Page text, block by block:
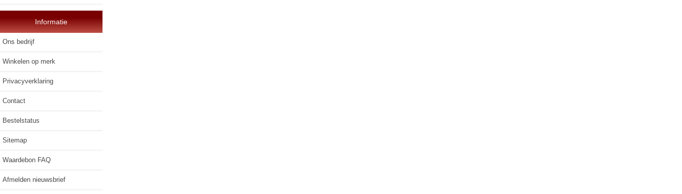
Informatie
Ons bedrijf
Winkelen op merk
Privacyverklaring
Contact
Bestelstatus
Sitemap
Waardebon FAQ
Afmelden nieuwsbrief